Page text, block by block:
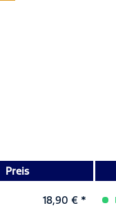
Preis
18,90 € *